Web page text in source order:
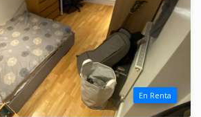
En Renta